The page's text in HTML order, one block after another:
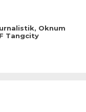
Oknum
Tangcity